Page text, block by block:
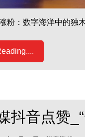
粉：数字海洋中的独
抖音点赞